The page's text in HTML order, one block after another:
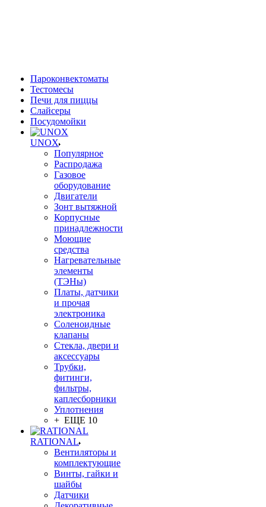
Пароконвектоматы
Тестомесы
Печи для пиццы
Слайсеры
Посудомойки
UNOX
Популярное
Распродажа
Газовое
оборудование
Двигатели
Зонт вытяжной
Корпусные
принадлежности
Моющие
средства
Нагревательные
элементы
(ТЭНы)
Платы, датчики
и прочая
электроника
Соленоидные
клапаны
Стекла, двери и
аксессуары
Трубки,
фитинги,
фильтры,
каплесборники
Уплотнения
+ ЕЩЕ 10
RATIONAL
Вентиляторы и
комплектующие
Винты, гайки и
шайбы
Датчики